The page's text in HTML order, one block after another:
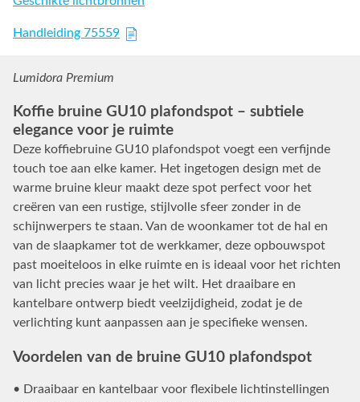
Handleiding 75559
Lumidora Premium
Koffie bruine GU10 plafondspot – subtiele
elegance voor je ruimte
Deze koffiebruine GU10 plafondspot voegt een verfijnde
touch toe aan elke kamer. Het ingetogen design met de
warme bruine kleur maakt deze spot perfect voor het
creëren van een rustige, stijlvolle sfeer zonder in de
schijnwerpers te staan. Van de woonkamer tot de hal en
van de slaapkamer tot de werkkamer, deze opbouwspot
past moeiteloos in elke ruimte en is ideaal voor het richten
van licht precies waar je het wilt. Het draaibare en
kantelbare ontwerp biedt veelzijdigheid, zodat je de
verlichting kunt aanpassen aan je specifieke wensen.
Voordelen van de bruine GU10 plafondspot
• Draaibaar en kantelbaar voor flexibele lichtinstellingen